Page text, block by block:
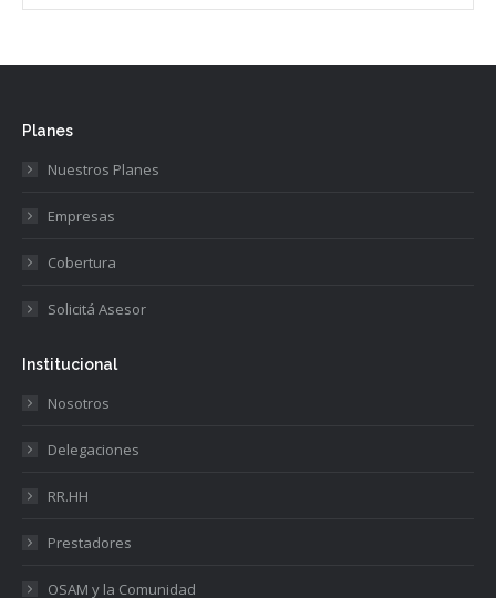
Planes
Nuestros Planes
Empresas
Cobertura
Solicitá Asesor
Institucional
Nosotros
Delegaciones
RR.HH
Prestadores
OSAM y la Comunidad